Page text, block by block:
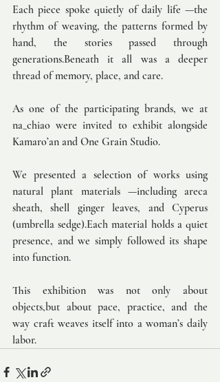
Each piece spoke quietly of daily life —the
rhythm of weaving, the patterns formed by
hand, the stories passed through
generations.Beneath it all was a deeper
thread of memory, place, and care.
As one of the participating brands, we at
na_chiao were invited to exhibit alongside
Kamaro’an and One Grain Studio.
We presented a selection of works using
natural plant materials —including areca
sheath, shell ginger leaves, and Cyperus
(umbrella sedge).Each material holds a quiet
presence, and we simply followed its shape
into function.
This exhibition was not only about
objects,but about pace, practice, and the
way craft weaves itself into a woman’s daily
labor.